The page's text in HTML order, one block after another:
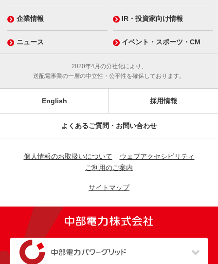
企業情報 IR・投資家向け情報
ニュース イベント・スポーツ・CM
2020年4月の分社化により、
送配電事業の一層の中立性・公平性を確保しております。
English 採用情報
よくあるご質問・お問い合わせ
個人情報のお取扱いについて
ウェブアクセシビリティ
ご利用のご案内
サイトマップ
（新しいウィンドウを開きます）